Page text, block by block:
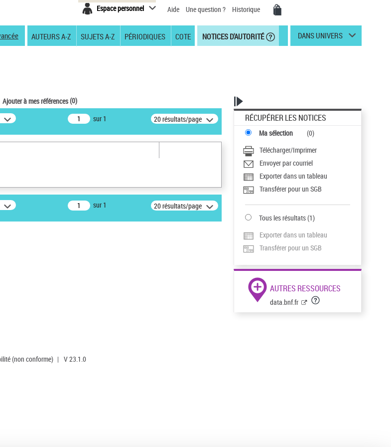
Espace personnel Aide Une question ? Historique
AUTEURS A-Z SUJETS A-Z PÉRIODIQUES COTE NOTICES D'AUTORITÉ DANS UNIVERS
Ajouter à mes références(0)
sur 1 20 résultats/page
sur 1 20 résultats/page
RÉCUPÉRER LES NOTICES
Ma sélection (0)
Télécharger/Imprimer
Envoyer par courriel
Exporter dans un tableau
Transférer pour un SGB
Tous les résultats(1)
Exporter dans un tableau
Transférer pour un SGB
AUTRES RESSOURCES
data.bnf.fr
(non conforme) | V 23.1.0